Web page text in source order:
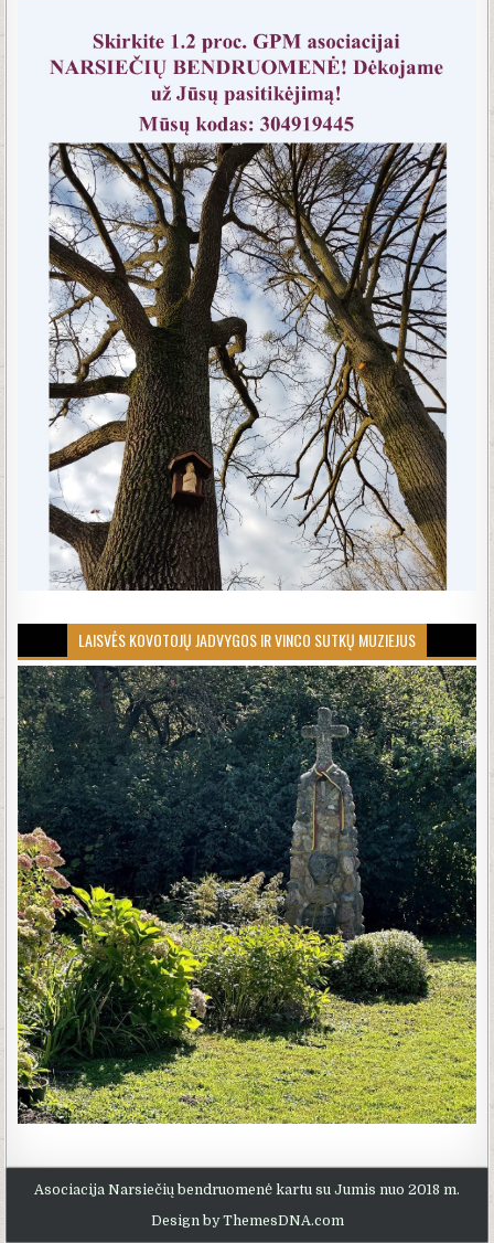
LAISVĖS KOVOTOJŲ JADVYGOS IR VINCO SUTKŲ MUZIEJUS
Asociacija Narsiečių bendruomenė kartu su Jumis nuo 2018 m.
Design by ThemesDNA.com